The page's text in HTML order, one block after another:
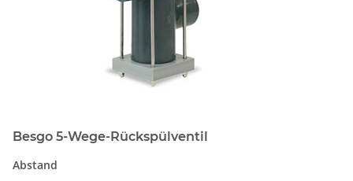
Besgo 5-Wege-Rückspülventil
Abstand